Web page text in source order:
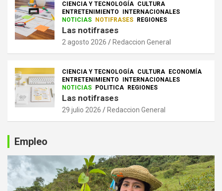
CIENCIA Y TECNOLOGÍA CULTURA
ENTRETENIMIENTO
INTERNACIONALES
NOTICIAS
NOTIFRASES REGIONES
Las notifrases
2 agosto 2026 Redaccion General
CIENCIA Y TECNOLOGÍA CULTURA
ECONOMÍA
ENTRETENIMIENTO
INTERNACIONALES
NOTICIAS
POLITICA REGIONES
Las notifrases
29 julio 2026 Redaccion General
Empleo